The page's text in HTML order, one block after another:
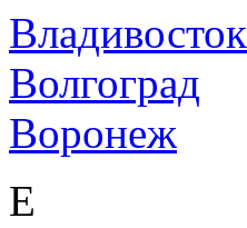
Владивосток
Волгоград
Воронеж
Е